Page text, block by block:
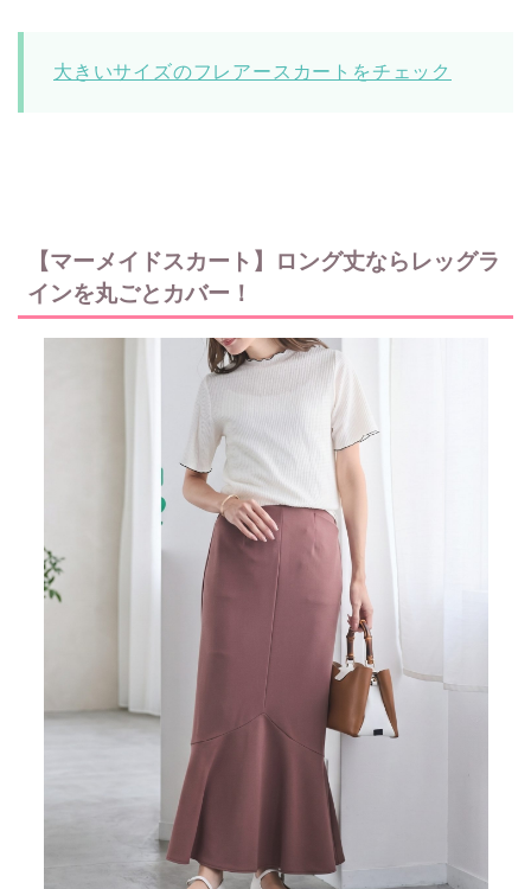
大きいサイズのフレアースカートをチェック
【マーメイドスカート】ロング丈ならレッグラ
インを丸ごとカバー！